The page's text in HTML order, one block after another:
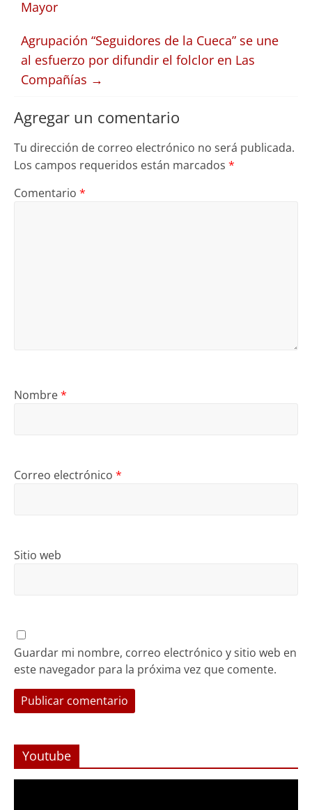
Mayor
Agrupación “Seguidores de la Cueca” se une
al esfuerzo por difundir el folclor en Las
Compañías →
Agregar un comentario
Tu dirección de correo electrónico no será publicada.
Los campos requeridos están marcados *
Comentario *
Nombre*
Correo electrónico *
Sitio web
Guardar mi nombre, correo electrónico y sitio web en
este navegador para la próxima vez que comente.
Youtube